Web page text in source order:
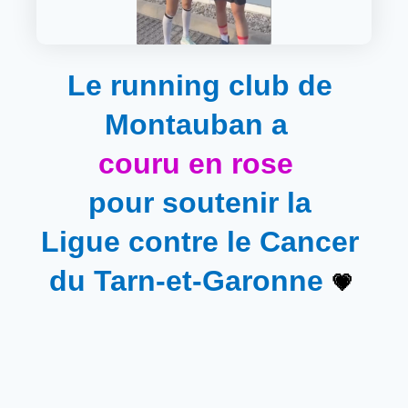
Le running club de
Montauban a
couru en rose
pour soutenir la
Ligue contre le Cancer
du Tarn-et-Garonne 💗